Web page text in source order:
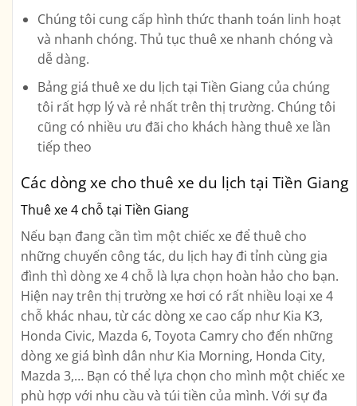
Chúng tôi cung cấp hình thức thanh toán linh hoạt
và nhanh chóng. Thủ tục thuê xe nhanh chóng và
dễ dàng.
Bảng giá thuê xe du lịch tại Tiền Giang của chúng
tôi rất hợp lý và rẻ nhất trên thị trường. Chúng tôi
cũng có nhiều ưu đãi cho khách hàng thuê xe lần
tiếp theo
Các dòng xe cho thuê xe du lịch tại Tiền Giang
Thuê xe 4 chỗ tại Tiền Giang
Nếu bạn đang cần tìm một chiếc xe để thuê cho
những chuyến công tác, du lịch hay đi tỉnh cùng gia
đình thì dòng xe 4 chỗ là lựa chọn hoàn hảo cho bạn.
Hiện nay trên thị trường xe hơi có rất nhiều loại xe 4
chỗ khác nhau, từ các dòng xe cao cấp như Kia K3,
Honda Civic, Mazda 6, Toyota Camry cho đến những
dòng xe giá bình dân như Kia Morning, Honda City,
Mazda 3,… Bạn có thể lựa chọn cho mình một chiếc xe
phù hợp với nhu cầu và túi tiền của mình. Với sự đa